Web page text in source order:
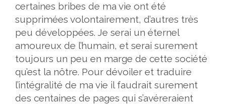
certaines bribes de ma vie ont été
supprimées volontairement, d’autres très
peu développées. Je serai un éternel
amoureux de l’humain, et serai surement
toujours un peu en marge de cette société
qu’est la nôtre. Pour dévoiler et traduire
l’intégralité de ma vie il faudrait surement
des centaines de pages qui s’avéreraient